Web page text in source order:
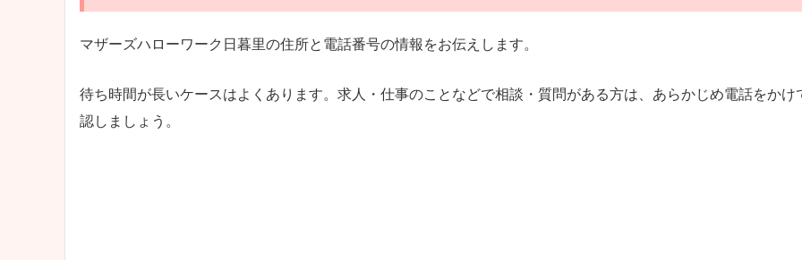
マザーズハローワーク日暮里の住所と電話番号の情報をお伝えします。
待ち時間が長いケースはよくあります。求人・仕事のことなどで相談・質問がある方は、あらかじめ電話をかけ
認しましょう。